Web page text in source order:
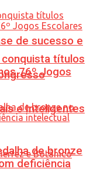
de sucesso e
e Inteligentes
títulos
76º Jogos
de bronze
deficiência